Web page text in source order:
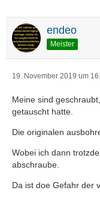
endeo
Meister
19. November 2019 um
Meine sind
getauscht hatte.
Die originalen
Wobei ich dann
abschraube.
Da ist doe Gefahr der